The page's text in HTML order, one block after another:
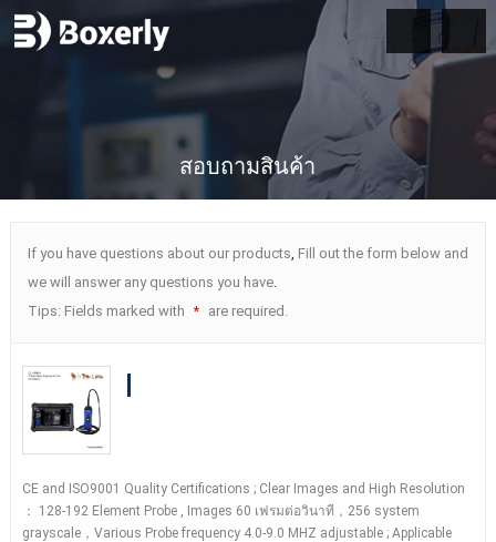
สอบถามสินค้า
If you have questions about our products, Fill out the form below and
we will answer any questions you have.
Tips: Fields marked with * are required .
CE and ISO9001 Quality Certifications ; Clear Images and High Resolution
： 128-192 Element Probe, Images 60 เฟรมต่อวินาที，256 system
grayscale， Various Probe frequency4.0-9.0 MHZ adjustable; Applicable